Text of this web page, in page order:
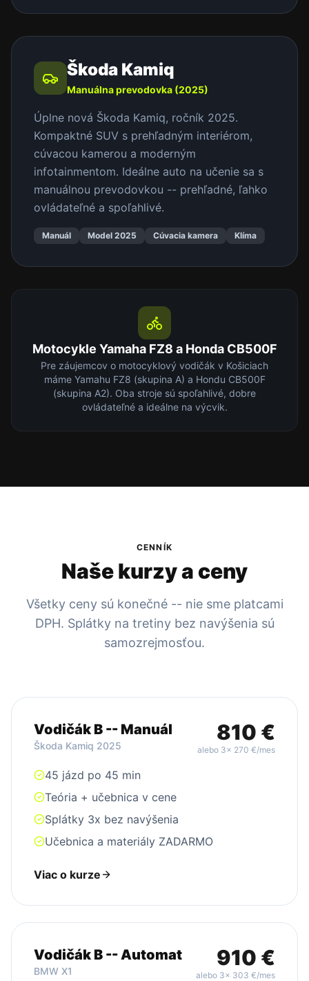
Škoda Kamiq
Manuálna prevodovka (2025)
Úplne nová Škoda Kamiq, ročník 2025.
Kompaktné SUV s prehľadným interiérom,
cúvacou kamerou a moderným
infotainmentom. Ideálne auto na učenie sa s
manuálnou prevodovkou -- prehľadné, ľahko
ovládateľné a spoľahlivé.
Manuál Model 2025 Cúvacia kamera Klíma
Motocykle Yamaha FZ8 a Honda CB500F
Pre záujemcov o motocyklový vodičák v Košiciach
máme Yamahu FZ8 (skupina A) a Hondu CB500F
(skupina A2). Oba stroje sú spoľahlivé, dobre
ovládateľné a ideálne na výcvik.
CENNÍK
Naše kurzy a ceny
Všetky ceny sú konečné -- nie sme platcami
DPH. Splátky na tretiny bez navýšenia sú
samozrejmosťou.
Vodičák B -- Manuál
Škoda Kamiq 2025
810 €
alebo 3x 270 €/mes
45 jázd po 45 min
Teória + učebnica v cene
Splátky 3x bez navýšenia
Učebnica a materiály ZADARMO
Viac o kurze
Vodičák B -- Automat
BMW X1
910 €
alebo 3x 303 €/mes